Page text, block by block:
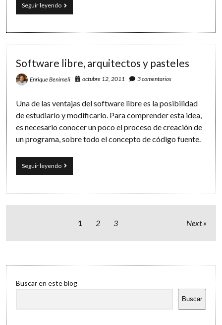
Seguir leyendoRobots:
«ahí
también
Software libre, arquitectos y pasteles
Enrique Benimeli octubre 12, 2011 3 comentarios
Una de las ventajas del software libre es la posibilidad
de estudiarlo y modificarlo. Para comprender esta idea,
es necesario conocer un poco el proceso de creación de
un programa, sobre todo el concepto de código fuente.
Seguir leyendoSoftware
libre,
y
1 2 3 Next
Sidebar
Buscar en este blog
Buscar